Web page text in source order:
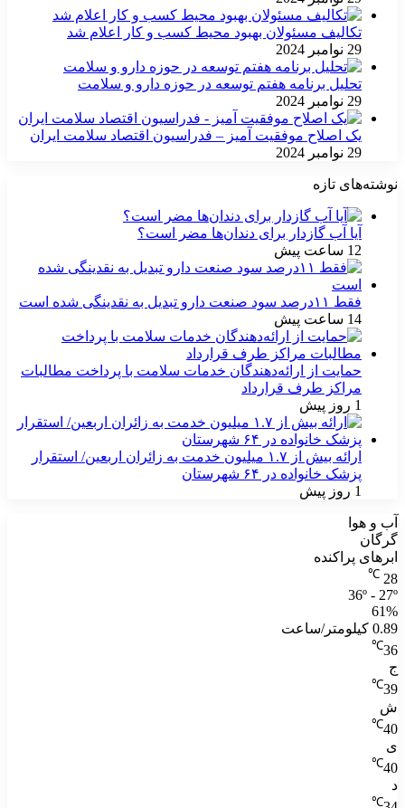
تکالیف مسئولان بهبود محیط کسب و کار اعلام شد
29 نوامبر 2024
تحلیل برنامه هفتم توسعه در حوزه دارو و سلامت
29 نوامبر 2024
یک اصلاح موفقیت آمیز – فدراسیون اقتصاد سلامت ایران
29 نوامبر 2024
نوشته‌های تازه
آیا آب گازدار برای دندان‌ها مضر است؟
12 ساعت پیش
فقط ۱۱‌درصد سود صنعت دارو تبدیل به نقدینگی شده است
14 ساعت پیش
حمایت از ارائه‌دهندگان خدمات سلامت با پرداخت مطالبات
مراکز طرف قرارداد
1 روز پیش
ارائه بیش از ۱.۷ میلیون خدمت به زائران اربعین/ استقرار
پزشک خانواده در ۶۴ شهرستان
1 روز پیش
آب و هوا
گرگان
ابرهای پراکنده
28
℃
36º - 27º
61%
0.89 کیلومتر/ساعت
36
℃
ج
39
℃
ش
40
℃
ی
40
℃
د
℃